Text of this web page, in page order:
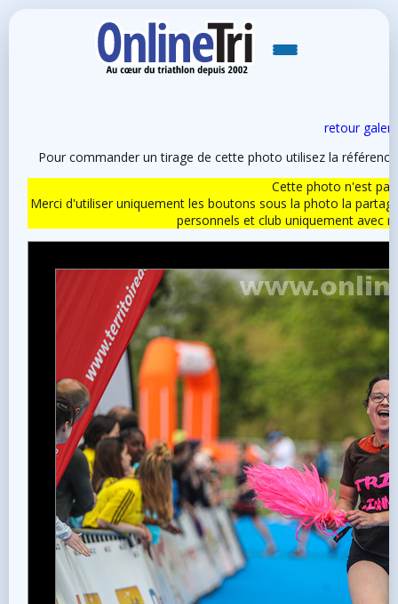
retour
Pour commander un tirage de cette photo utilisez la
Cette photo n'est
Merci d'utiliser uniquement les boutons sous la photo la
personnels et club uniquement avec